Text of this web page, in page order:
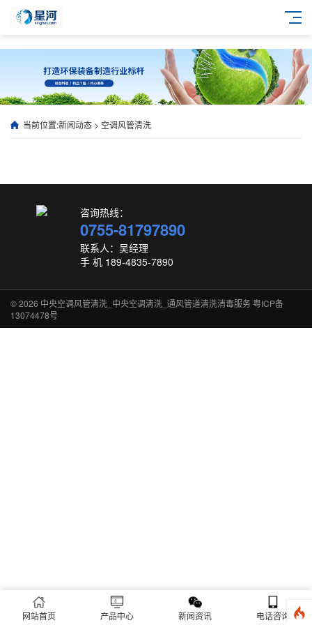
当前位置:新闻动态 > 空调风管清洗
咨询热线：
0755-81797890
联系人：吴经理
手 机 189-4835-7890
© 2026 中央空调风管清洗_中央空调清洗_通风管道清洗消毒服务粤ICP备
13074478号
网站首页 产品中心 新闻资讯 电话咨询